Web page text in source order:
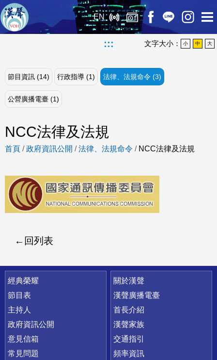
EN
::: 文字大小： 小 中 大
節目資訊 (14) 行政指導 (1) 法律、法規命令 (3)
公營廣播電臺 (1)
NCC法律及法規
首頁 /政府資訊公開 /法律、法規命令 / NCC法律及法規
回列表
快速連結
經典榮耀
節目表
主持人
政府資訊公開
意見信箱
常見問題
關於漢聲
漢聲廣播電臺
首長介紹
漢聲家族
交通指引
頻率資訊